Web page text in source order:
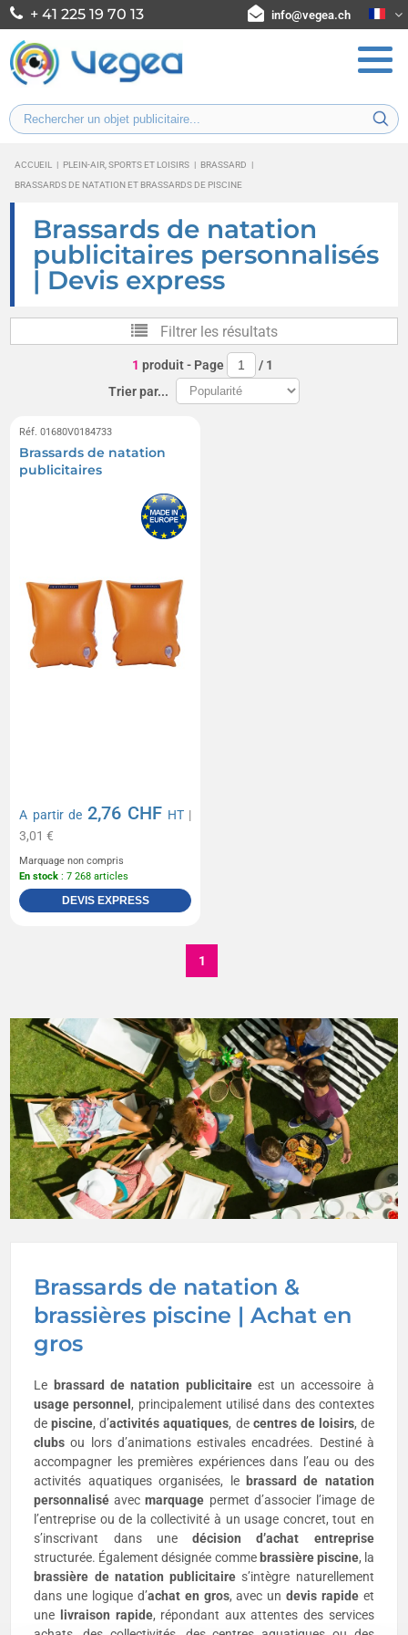
+ 41 225 19 70 13 info@vegea.ch
ACCUEIL | PLEIN-AIR, SPORTS ET LOISIRS | BRASSARD
|
BRASSARDS DE NATATION ET BRASSARDS DE PISCINE
Brassards de natation
publicitaires personnalisés
| Devis express
Brassards de natation &
brassières piscine | Achat en
gros
Le brassard de natation publicitaireest un accessoire à
usage personnel, principalement utilisé dans des contextes
depiscine, d’activités aquatiques, de centres de loisirs, de
clubs ou lors d’animations estivales encadrées. Destiné à
accompagner les premières expériences dans l’eau ou des
activités aquatiques organisées, le brassard de natation
personnalisé avecmarquage permet d’associer l’image de
l’entreprise ou de la collectivité à un usage concret, tout en
s’inscrivant dans unedécision d’achat entreprise
structurée. Également désignée comme brassière piscine, la
brassière de natation publicitaire s’intègre naturellement
dans une logique d’achat en gros, avec undevis rapideet
une
livraison rapide, répondant aux attentes des services
Filtrer les résultats
1 produit- Page / 1
Trier par...
Réf. 01680V0184733
Brassards de natation
publicitaires
A partir de 2,76 CHF HT|
3,01 €
Marquage non compris
En stock : 7 268 articles
DEVIS EXPRESS
1